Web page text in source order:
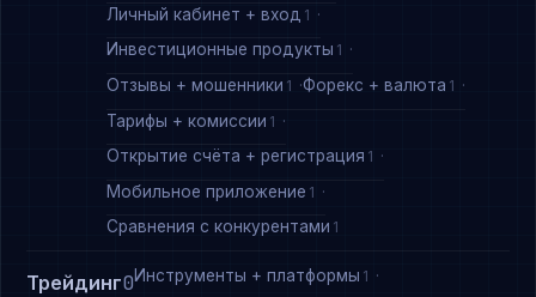
Личный кабинет + вход 1
Инвестиционные продукты 1
Отзывы + мошенники 1 Форекс + валюта 1
Тарифы + комиссии 1
Открытие счёта + регистрация 1
Мобильное приложение 1
Сравнения с конкурентами 1
Трейдинг0Инструменты + платформы 1